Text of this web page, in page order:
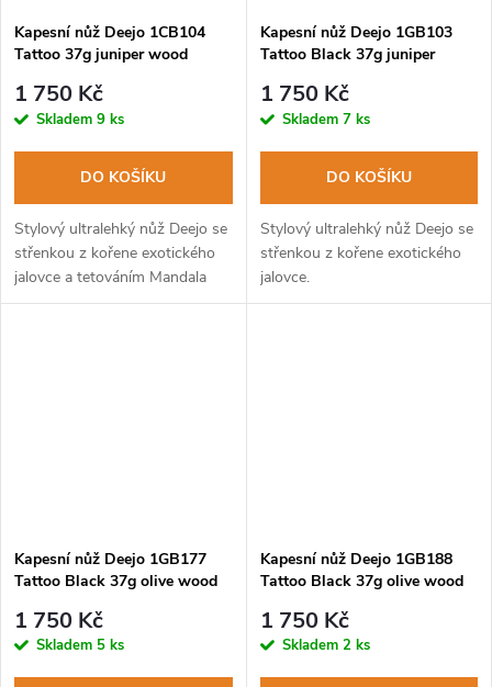
Kapesní nůž Deejo 1CB104
Tattoo 37g juniper wood
1 750 Kč
Skladem 9 ks
DO KOŠÍKU
Stylový ultralehký nůž Deejo se
střenkou z kořene exotického
jalovce a tetováním Mandala
Kapesní nůž Deejo 1GB103
Tattoo Black 37g juniper
1 750 Kč
Skladem 7 ks
DO KOŠÍKU
Stylový ultralehký nůž Deejo se
střenkou z kořene exotického
jalovce.
Kapesní nůž Deejo 1GB177
Tattoo Black 37g olive wood
1 750 Kč
Skladem 5 ks
Kapesní nůž Deejo 1GB188
Tattoo Black 37g olive wood
1 750 Kč
Skladem 2 ks